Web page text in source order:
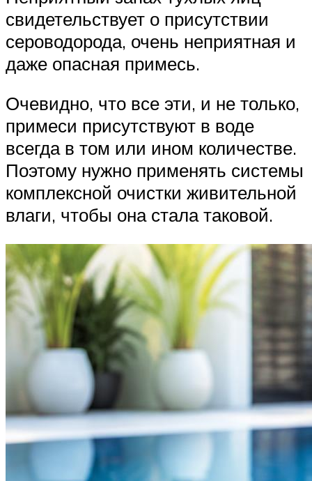
свидетельствует о присутствии
сероводорода, очень неприятная и
даже опасная примесь.
Очевидно, что все эти, и не только,
примеси присутствуют в воде
всегда в том или ином количестве.
Поэтому нужно применять системы
комплексной очистки живительной
влаги, чтобы она стала таковой.